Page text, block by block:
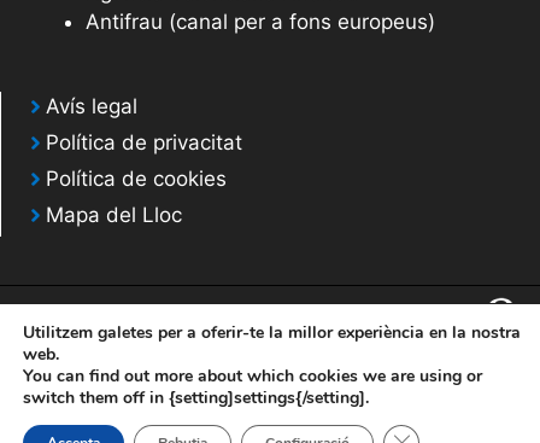
Antifrau (canal per a fons europeus)
Avís legal
Política de privacitat
Política de cookies
Mapa del Lloc
© 2020 Web desarrollada por el Servicio de Informática de Diputación de
Alicante
Utilitzem galetes per a oferir-te la millor experiència en la nostra
web.
You can find out more about which cookies we are using or
switch them off in {setting]settings{/setting].
Tanca el bàner de